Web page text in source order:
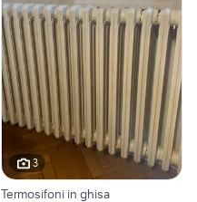
3
Termosifoni in ghisa